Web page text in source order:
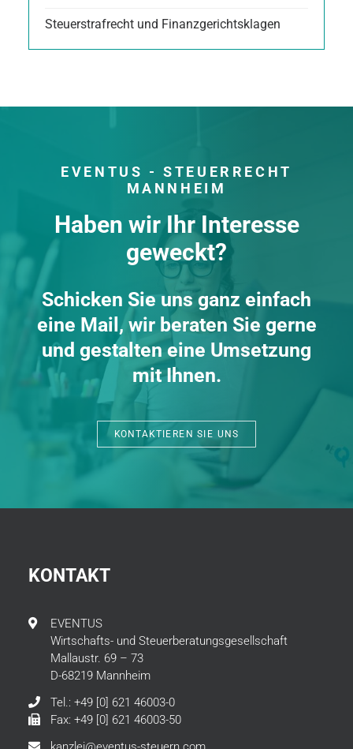
Steuerstrafrecht und Finanzgerichtsklagen
EVENTUS - STEUERRECHT
MANNHEIM
Haben wir Ihr Interesse
geweckt?
Schicken Sie uns ganz einfach
eine Mail, wir beraten Sie gerne
und gestalten eine Umsetzung
mit Ihnen.
KONTAKTIEREN SIE UNS
KONTAKT
EVENTUS
Wirtschafts- und Steuerberatungsgesellschaft
Mallaustr. 69 – 73
D-68219 Mannheim
Tel.: +49 [0] 621 46003-0
Fax: +49 [0] 621 46003-50